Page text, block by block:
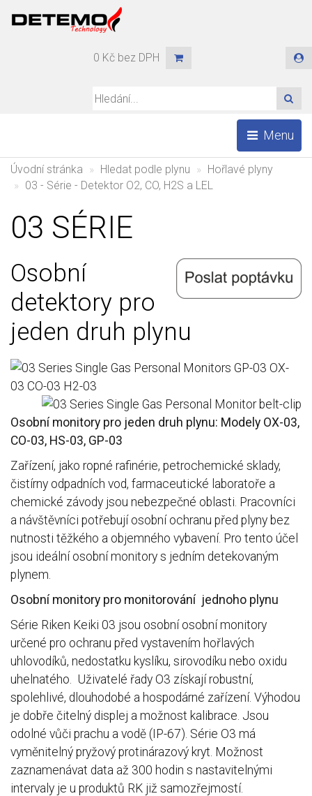
0 Kč bez DPH
Menu
Úvodní stránka Hledat podle plynu
Hořlavé plyny
03 - Série - Detektor O2, CO, H2S a LEL
03 SÉRIE
Osobní
detektory pro
jeden druh plynu
Osobní monitory pro jeden druh plynu: Modely OX-03,
CO-03, HS-03, GP-03
Zařízení, jako ropné rafinérie, petrochemické sklady,
čistírny odpadních vod, farmaceutické laboratoře a
chemické závody jsou nebezpečné oblasti. Pracovníci
a návštěvníci potřebují osobní ochranu před plyny bez
nutnosti těžkého a objemného vybavení. Pro tento účel
jsou ideální osobní monitory s jedním detekovaným
plynem.
Osobní monitory pro monitorování jednoho plynu
Série Riken Keiki 03 jsou osobní osobní monitory
určené pro ochranu před vystavením hořlavých
uhlovodíků, nedostatku kyslíku, sirovodíku nebo oxidu
uhelnatého. Uživatelé řady O3 získají robustní,
spolehlivé, dlouhodobé a hospodárné zařízení. Výhodou
je dobře čitelný displej a možnost kalibrace. Jsou
odolné vůči prachu a vodě (IP-67). Série O3 má
vyměnitelný pryžový protinárazový kryt. Možnost
zaznamenávat data až 300 hodin s nastavitelnými
intervaly je u produktů RK již samozřejmostí.